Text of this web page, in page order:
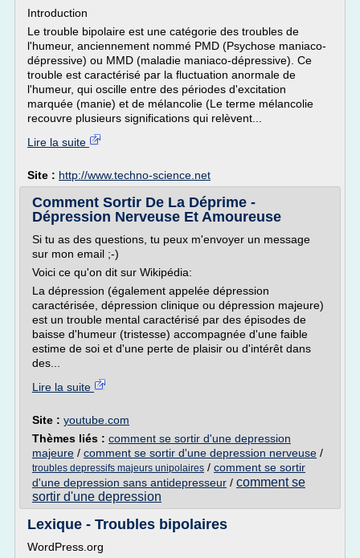
Introduction
Le trouble bipolaire est une catégorie des troubles de
l'humeur, anciennement nommé PMD (Psychose maniaco-
dépressive) ou MMD (maladie maniaco-dépressive). Ce
trouble est caractérisé par la fluctuation anormale de
l'humeur, qui oscille entre des périodes d'excitation
marquée (manie) et de mélancolie (Le terme mélancolie
recouvre plusieurs significations qui relèvent...
Lire la suite
Site : http://www.techno-science.net
Comment Sortir De La Déprime -
Dépression Nerveuse Et Amoureuse
Si tu as des questions, tu peux m'envoyer un message
sur mon email ;-)
Voici ce qu'on dit sur Wikipédia:
La dépression (également appelée dépression
caractérisée, dépression clinique ou dépression majeure)
est un trouble mental caractérisé par des épisodes de
baisse d'humeur (tristesse) accompagnée d'une faible
estime de soi et d'une perte de plaisir ou d'intérêt dans
des...
Lire la suite
Site : youtube.com
Thèmes liés : comment se sortir d'une depression
majeure / comment se sortir d'une depression nerveuse /
troubles depressifs majeurs unipolaires / comment se sortir
d'une depression sans antidepresseur / comment se
sortir d'une depression
Lexique - Troubles bipolaires
WordPress.org